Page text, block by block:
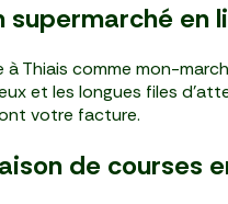
en
à Thiais comme mon-
et les longues files
votre facture.
de courses